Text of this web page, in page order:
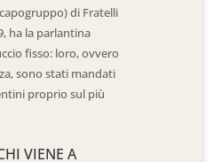
di Fratelli
ha la parlantina
fisso: loro, ovvero
sono stati mandati
proprio sul più
VIENE A